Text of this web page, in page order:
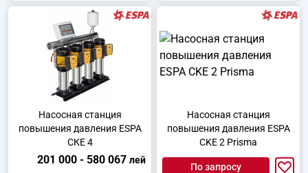
Насосная станция
повышения давления ESPA
СКЕ 4
201 000 - 580 067 лей
Насосная станция
повышения давления ESPA
CKE 2 Prisma
По запросу